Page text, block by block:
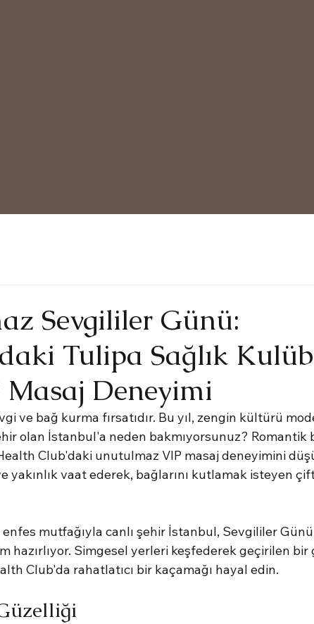
Sevgililer Günü:
Tulipa Sağlık
Deneyimi
ve bağ kurma fırsatıdır. Bu yıl, zengin kültürü
olan İstanbul'a neden bakmıyorsunuz? Romantik
Club'daki unutulmaz VIP masaj deneyimini
yakınlık vaat ederek, bağlarını kutlamak isteyen
enfes mutfağıyla canlı şehir İstanbul, Sevgililer
hazırlıyor. Simgesel yerleri keşfederek geçirilen bir
Club'da rahatlatıcı bir kaçamağı hayal edin.